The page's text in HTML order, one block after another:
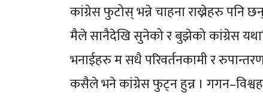
कांग्रेस फुटोस् भन्ने चाहना राख्नेहरु पनि
मैले सानैदेखि सुनेको र बुझेको कांग्रेस
भनाईहरु म सधै परिवर्तनकामी र
कसैले भने कांग्रेस फुट्न हुन्न ।